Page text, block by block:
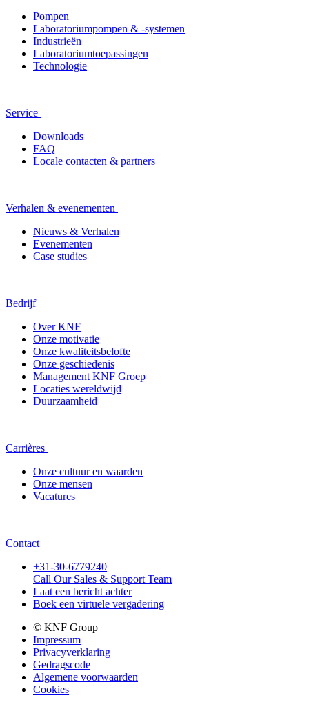
Pompen
Laboratoriumpompen & -systemen
Industrieën
Laboratoriumtoepassingen
Technologie
Service
Downloads
FAQ
Locale contacten & partners
Verhalen & evenementen
Nieuws & Verhalen
Evenementen
Case studies
Bedrijf
Over KNF
Onze motivatie
Onze kwaliteitsbelofte
Onze geschiedenis
Management KNF Groep
Locaties wereldwijd
Duurzaamheid
Carrières
Onze cultuur en waarden
Onze mensen
Vacatures
Contact
+31-30-6779240
Call Our Sales & Support Team
Laat een bericht achter
Boek een virtuele vergadering
© KNF Group
Impressum
Privacyverklaring
Gedragscode
Algemene voorwaarden
Cookies